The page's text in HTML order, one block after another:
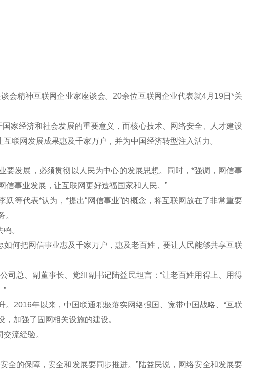
会精神互联网企业家座谈会。20余位互联网企业代表就4月19日*关
经济和社会发展的重要意义，而核心技术、网络安全、人才建设
联网发展成果惠及千家万户，并为中国经济转型注入活力。
发展，必须贯彻以人民为中心的发展思想。同时，*强调，网信事
信事业发展，让互联网更好造福国家和人民。”
代表*认为，*提出“网信事业”的概念，将互联网放在了非常重要
。
。
把网信事业惠及千家万户，惠及老百姓，要让人民能够共享互联
总、副董事长、党组副书记陆益民坦言：“让老百姓用得上、用得
”
年以来，中国联通积极落实网络强国、宽带中国战略、“互联
加强了固网相关设施的建设。
流经验。
的保障，安全和发展要同步推进。”陆益民说，网络安全和发展要